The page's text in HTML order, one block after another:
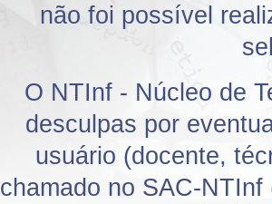
não foi possível
O NTInf - Núcleo de
desculpas por
usuário (docente,
chamado no SAC-NTInf